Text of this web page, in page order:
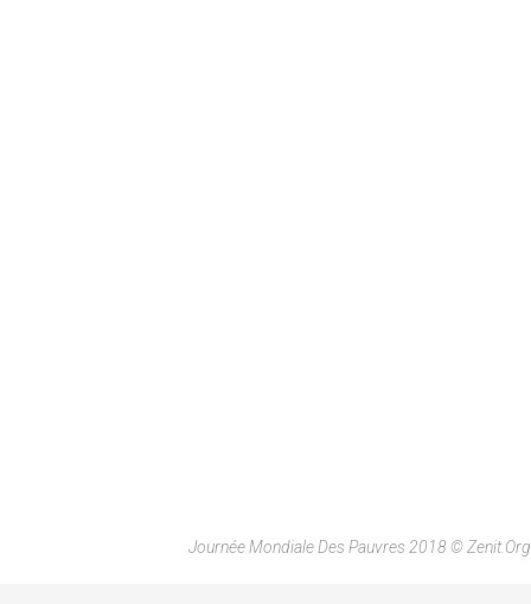
Journée Mondiale Des Pauvres 2018 © Zenit.org